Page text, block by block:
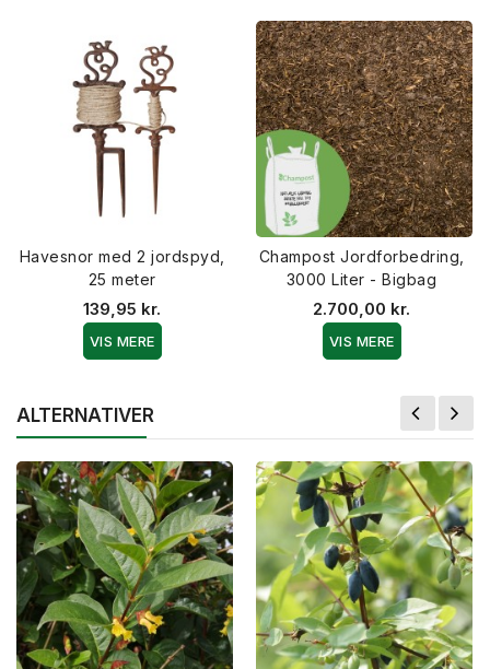
Havesnor med 2 jordspyd,
25 meter
139,95 kr.
VIS MERE
Champost Jordforbedring,
3000 Liter - Bigbag
2.700,00 kr.
VIS MERE
ALTERNATIVER